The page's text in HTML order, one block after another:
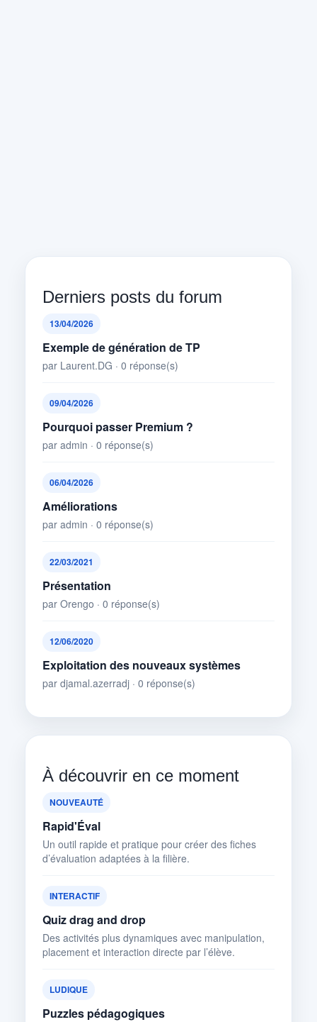
Derniers posts du forum
13/04/2026
Exemple de génération de TP
par Laurent.DG · 0 réponse(s)
09/04/2026
Pourquoi passer Premium ?
par admin · 0 réponse(s)
06/04/2026
Améliorations
par admin · 0 réponse(s)
22/03/2021
Présentation
par Orengo · 0 réponse(s)
12/06/2020
Exploitation des nouveaux systèmes
par djamal.azerradj · 0 réponse(s)
À découvrir en ce moment
NOUVEAUTÉ
Rapid'Éval
Un outil rapide et pratique pour créer des fiches
d’évaluation adaptées à la filière.
INTERACTIF
Quiz drag and drop
Des activités plus dynamiques avec manipulation,
placement et interaction directe par l’élève.
LUDIQUE
Puzzles pédagogiques